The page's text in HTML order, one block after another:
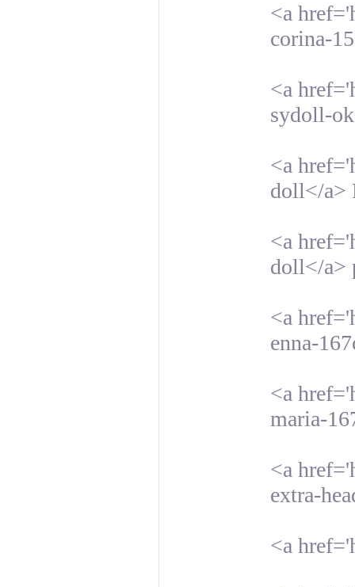
<a
corina-
<a
sydoll-
<a
doll</a>
<a
doll</a>
<a
enna-
<a
maria-
<a
extra-
<a